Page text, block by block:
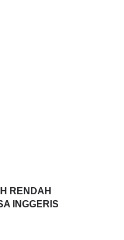
RENDAH
INGGERIS